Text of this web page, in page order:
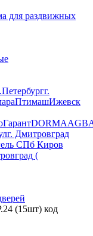
для раздвижных
г.
ПтимашИжевск
DORMAAGB
г. Дмитровград
СПб Киров
(
(15шт) код